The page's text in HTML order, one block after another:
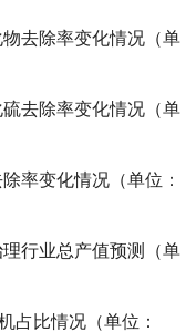
物去除率变化情况（单
硫去除率变化情况（单
率变化情况（单位：
理行业总产值预测（单
占比情况（单位：